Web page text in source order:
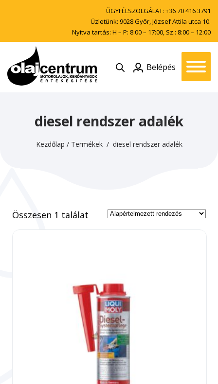
ÜGYFÉLSZOLGÁLAT: +36 70 416 3791
Üzletünk: 9028 Győr, József Attila utca 10.
Nyitva tartás: H – P: 8:00 – 17:00, Sz.: 8:00 – 12:00
Belépés
diesel rendszer adalék
Kezdőlap / Termékek/ diesel rendszer adalék
Összesen 1 találat